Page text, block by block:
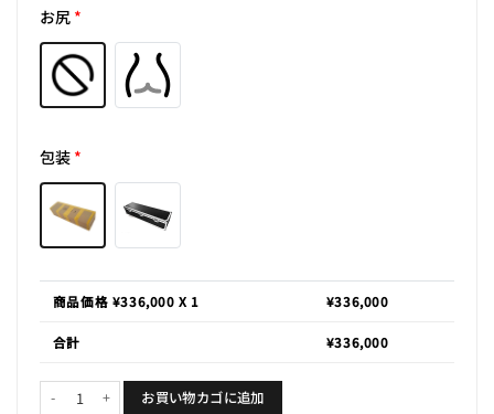
お尻*
包装*
商品価格 ¥336,000 X 1 ¥336,000
合計 ¥336,000
媛媛「魅惑スタイル」個お買い物カゴに追加